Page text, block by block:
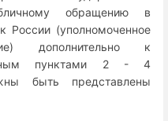
обращению в
России (уполномоченное
дополнительно к
пунктами 2 - 4
быть представлены